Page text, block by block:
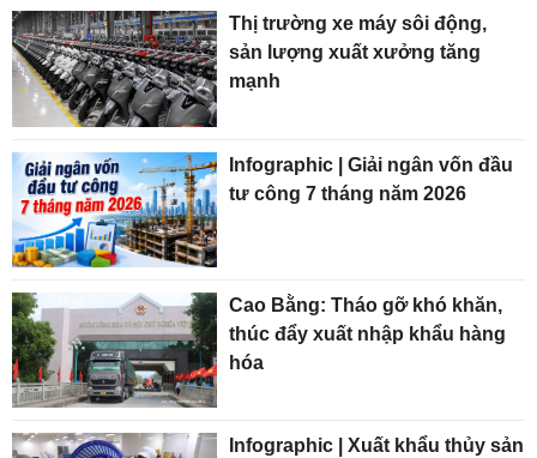
Thị trường xe máy sôi động,
sản lượng xuất xưởng tăng
mạnh
Infographic | Giải ngân vốn đầu
tư công 7 tháng năm 2026
Cao Bằng: Tháo gỡ khó khăn,
thúc đẩy xuất nhập khẩu hàng
hóa
Infographic | Xuất khẩu thủy sản